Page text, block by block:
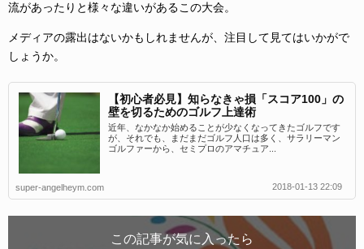
流があったりと様々な違いがあるこの大会。
メディアの露出はないかもしれませんが、注目して見てはいかがで
しょうか。
【初心者必見】知らなきゃ損「スコア100」の
壁を切るためのゴルフ上達術
近年、なかなか始めることが少なくなってきたゴルフです
が、それでも、まだまだゴルフ人口は多く、サラリーマン
ゴルファーから、セミプロのアマチュア...
super-angelheym.com 2018-01-13 22:09
この記事が気に入ったら